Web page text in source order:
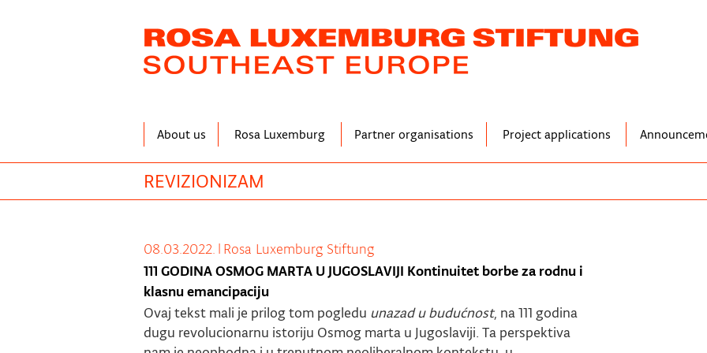
About us Rosa Luxemburg Partner organisations Project applications
REVIZIONIZAM
08.03.2022. | Rosa Luxemburg Stiftung
111 GODINA OSMOG MARTA U JUGOSLAVIJI Kontinuitet borbe za rodnu i
klasnu emancipaciju
Ovaj tekst mali je prilog tom pogledu unazad u budućnost, na 111 godina
dugu revolucionarnu istoriju Osmog marta u Jugoslaviji. Ta perspektiva